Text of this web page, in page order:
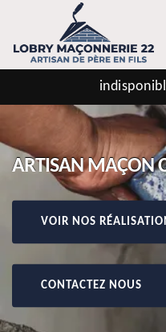
ARTISAN MAÇON
VOIR NOS
CONTACTEZ NOUS